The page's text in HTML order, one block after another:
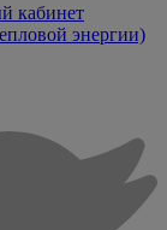
кабинет
энергии)